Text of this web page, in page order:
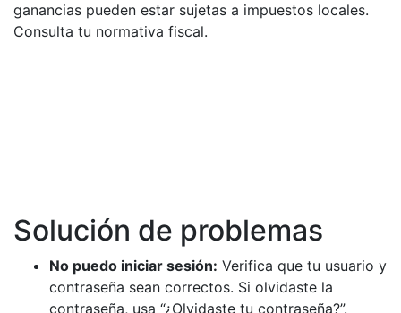
ganancias pueden estar sujetas a impuestos locales.
Consulta tu normativa fiscal.
Solución de problemas
No puedo iniciar sesión: Verifica que tu usuario y
contraseña sean correctos. Si olvidaste la
contraseña, usa “¿Olvidaste tu contraseña?”.